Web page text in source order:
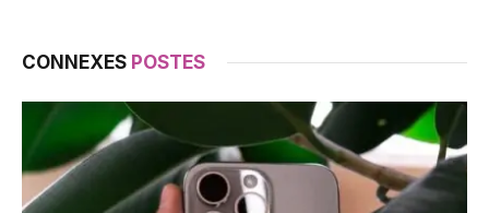
CONNEXES POSTES